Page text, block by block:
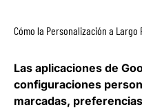
Cómo la Personalización a Largo
Las aplicaciones de
configuraciones
marcadas,